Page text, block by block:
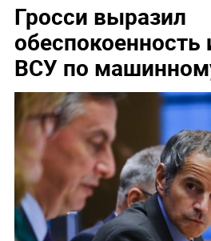
Гросси выразил
обеспокоенность
ВСУ по